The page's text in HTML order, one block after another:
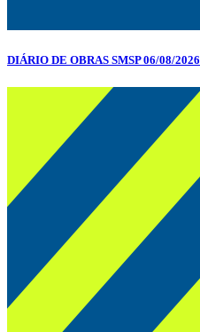
DIÁRIO DE OBRAS SMSP 06/08/2026